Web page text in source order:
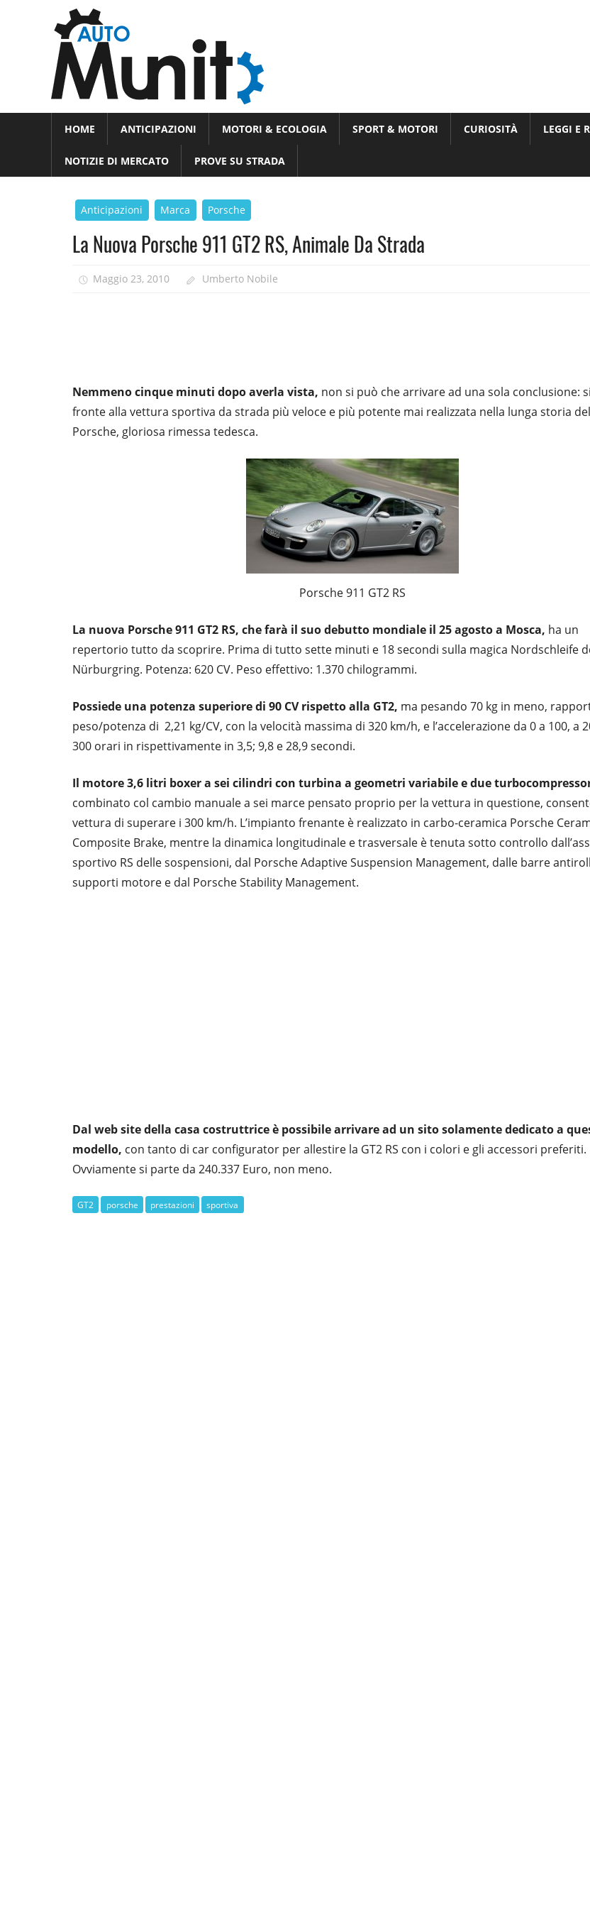
e
motori
Novità
dal
HOME ANTICIPAZIONI MOTORI & ECOLOGIA SPORT & MOTORI CURIOSITÀ LEGGI E
NOTIZIE DI MERCATO PROVE SU STRADA
Anticipazioni Marca Porsche
La Nuova Porsche 911 GT2 RS, Animale Da Strada
Maggio 23, 2010 Umberto Nobile
Nemmeno cinque minuti dopo averla vista, non si può che arrivare ad una sola conclusione:
fronte alla vettura sportiva da strada più veloce e più potente mai realizzata nella lunga storia
Porsche, gloriosa rimessa tedesca.
Porsche 911 GT2 RS
La nuova Porsche 911 GT2 RS, che farà il suo debutto mondiale il 25 agosto a Mosca, ha un
repertorio tutto da scoprire. Prima di tutto sette minuti e 18 secondi sulla magica Nordschleife
Nürburgring. Potenza: 620 CV. Peso effettivo: 1.370 chilogrammi.
Possiede una potenza superiore di 90 CV rispetto alla GT2, ma pesando 70 kg in meno,
peso/potenza di 2,21 kg/CV, con la velocità massima di 320 km/h, e l’accelerazione da 0 a 100, a
300 orari in rispettivamente in 3,5; 9,8 e 28,9 secondi.
Il motore 3,6 litri boxer a sei cilindri con turbina a geometri variabile e due
combinato col cambio manuale a sei marce pensato proprio per la vettura in questione,
vettura di superare i 300 km/h. L’impianto frenante è realizzato in carbo-ceramica Porsche
Composite Brake, mentre la dinamica longitudinale e trasversale è tenuta sotto controllo
sportivo RS delle sospensioni, dal Porsche Adaptive Suspension Management, dalle barre
supporti motore e dal Porsche Stability Management.
Dal web site della casa costruttrice è possibile arrivare ad un sito solamente dedicato a
modello, con tanto di car configurator per allestire la GT2 RS con i colori e gli accessori preferiti.
Ovviamente si parte da 240.337 Euro, non meno.
GT2 porsche prestazioni sportiva